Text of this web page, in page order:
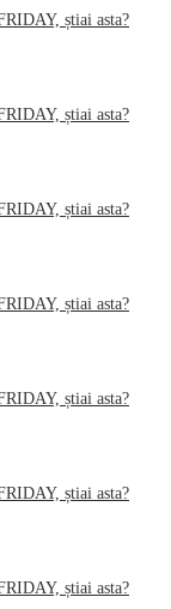
știai asta?
știai asta?
știai asta?
știai asta?
știai asta?
știai asta?
știai asta?